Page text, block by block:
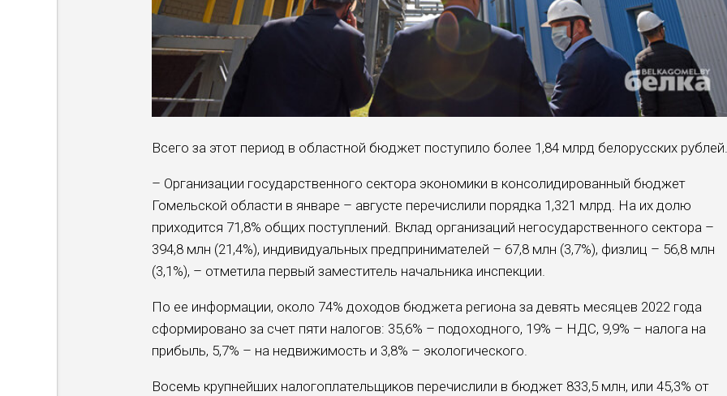
Всего за этот период в областной бюджет поступило более 1,84 млрд белорусских рублей.
– Организации государственного сектора экономики в консолидированный бюджет
Гомельской области в январе – августе перечислили порядка 1,321 млрд. На их долю
приходится 71,8% общих поступлений. Вклад организаций негосударственного сектора –
394,8 млн (21,4%), индивидуальных предпринимателей – 67,8 млн (3,7%), физлиц – 56,8 млн
(3,1%), – отметила первый заместитель начальника инспекции.
По ее информации, около 74% доходов бюджета региона за девять месяцев 2022 года
сформировано за счет пяти налогов: 35,6% – подоходного, 19% – НДС, 9,9% – налога на
прибыль, 5,7% – на недвижимость и 3,8% – экологического.
Восемь крупнейших налогоплательщиков перечислили в бюджет 833,5 млн, или 45,3% от